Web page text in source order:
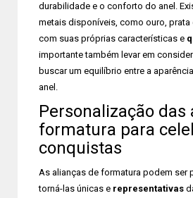
durabilidade e o conforto do anel.
metais disponíveis, como ouro, prata
com suas próprias características e
importante também levar em
buscar um equilíbrio entre a
anel.
Personalização das
formatura para
conquistas
As alianças de formatura podem ser
torná-las únicas e representativas